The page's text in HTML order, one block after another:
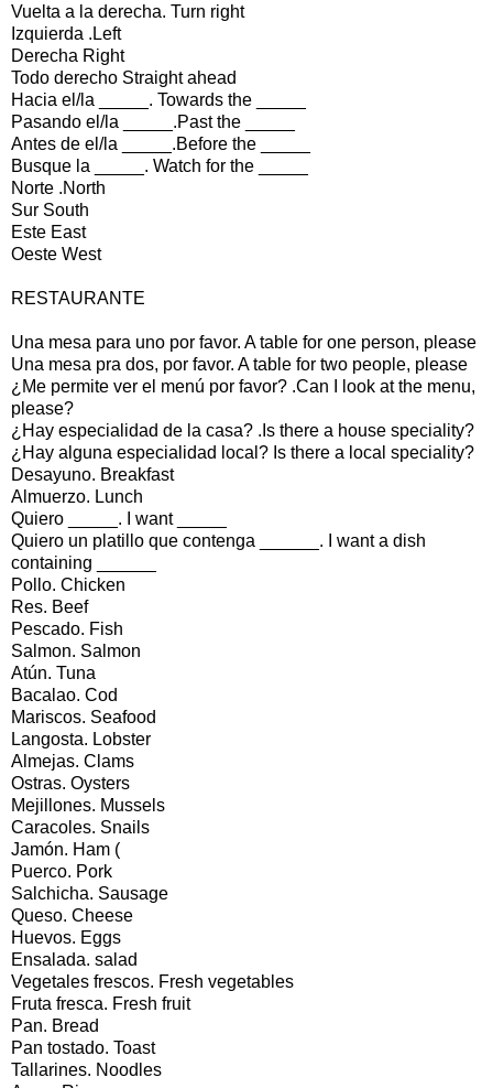
Vuelta a la derecha. Turn right
Izquierda .Left
Derecha Right
Todo derecho Straight ahead
Hacia el/la _____. Towards the _____
Pasando el/la _____.Past the _____
Antes de el/la _____.Before the _____
Busque la _____. Watch for the _____
Norte .North
Sur South
Este East
Oeste West
RESTAURANTE
Una mesa para uno por favor. A table for one person, please
Una mesa pra dos, por favor. A table for two people, please
¿Me permite ver el menú por favor? .Can I look at the menu,
please?
¿Hay especialidad de la casa? .Is there a house speciality?
¿Hay alguna especialidad local? Is there a local speciality?
Desayuno. Breakfast
Almuerzo. Lunch
Quiero _____. I want _____
Quiero un platillo que contenga ______. I want a dish
containing ______
Pollo. Chicken
Res. Beef
Pescado. Fish
Salmon. Salmon
Atún. Tuna
Bacalao. Cod
Mariscos. Seafood
Langosta. Lobster
Almejas. Clams
Ostras. Oysters
Mejillones. Mussels
Caracoles. Snails
Jamón. Ham (
Puerco. Pork
Salchicha. Sausage
Queso. Cheese
Huevos. Eggs
Ensalada. salad
Vegetales frescos. Fresh vegetables
Fruta fresca. Fresh fruit
Pan. Bread
Pan tostado. Toast
Tallarines. Noodles